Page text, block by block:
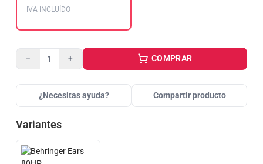
IVA INCLUÍDO
− + COMPRAR
¿Necesitas ayuda? Compartir producto
Variantes